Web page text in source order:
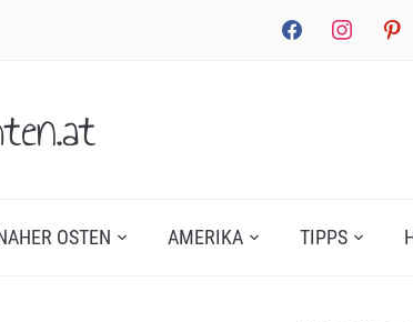
facebookinstagram
OSTEN AMERIKA TIPPS